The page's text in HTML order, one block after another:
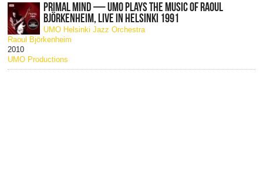
PRIMAL MIND — UMO PLAYS THE MUSIC OF RAOUL
BJÖRKENHEIM, LIVE IN HELSINKI 1991
UMO Helsinki Jazz Orchestra
Raoul Björkenheim
2010
UMO Productions